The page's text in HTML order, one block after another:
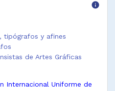
info
tipógrafos y afines
de Artes Gráficas
Internacional Uniforme de